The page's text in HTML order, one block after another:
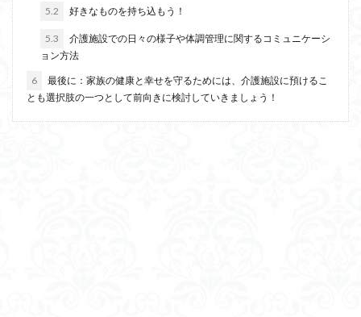
5.2 好きなものを持ち込もう！
5.3
介護施設での日々の様子や体調管理に関するコミュニケーシ
ョン方法
6
最後に：家族の健康と幸せを守るためには、介護施設に預けるこ
とも選択肢の一つとして前向きに検討していきましょう！